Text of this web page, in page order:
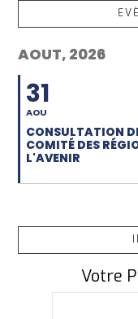
AOUT, 2026
31
AOU
CONSULTATION
COMITÉ DES
L'AVENIR
Votre